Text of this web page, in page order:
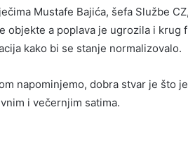
Mustafe Bajića, šefa Službe
objekte a poplava je ugrozila i krug
kako bi se stanje normalizovalo.
napominjemo, dobra stvar je što
i večernjim satima.